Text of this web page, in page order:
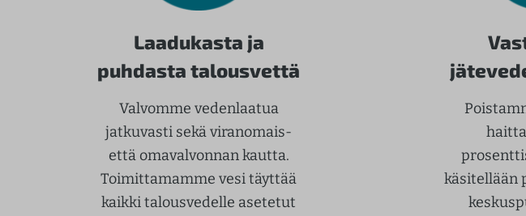
Laadukasta ja
puhdasta talousvettä
Valvomme vedenlaatua
jatkuvasti sekä viranomais-
että omavalvonnan kautta.
Toimittamamme vesi täyttää
kaikki talousvedelle asetetut
käsitellään